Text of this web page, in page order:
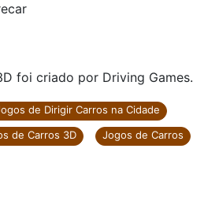
foi criado por Driving Games.
de Dirigir Carros na Cidade
de Carros 3D
Jogos de Carros